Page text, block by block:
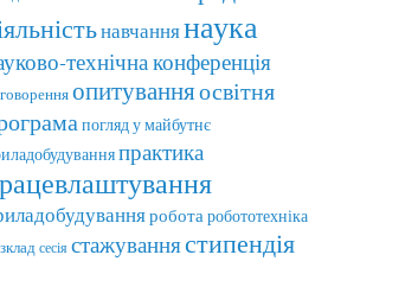
навчаннянаука
технічна конференція
опитуванняосвітня
погляд у майбутнє
практика
роботаробототехніка
сесія стажуваннястипендія